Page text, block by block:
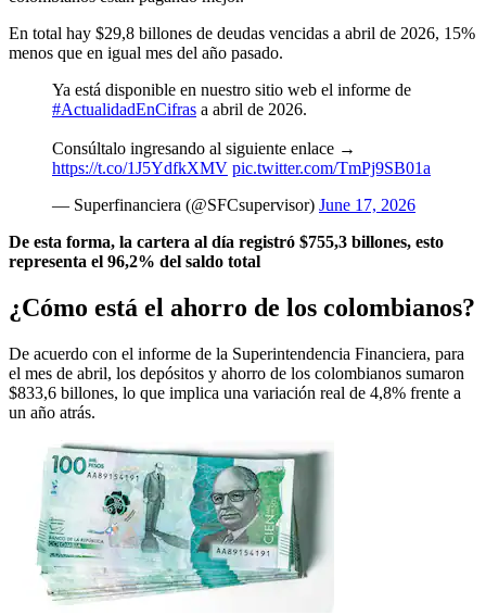
En total hay $29,8 billones de deudas vencidas a abril de 2026, 15%
menos que en igual mes del año pasado.
Ya está disponible en nuestro sitio web el informe de
#ActualidadEnCifras a abril de 2026.
Consúltalo ingresando al siguiente enlace →
https://t.co/1J5YdfkXMV pic.twitter.com/TmPj9SB01a
— Superfinanciera (@SFCsupervisor) June 17, 2026
De esta forma, la cartera al día registró $755,3 billones, esto
representa el 96,2% del saldo total
¿Cómo está el ahorro de los colombianos?
De acuerdo con el informe de la Superintendencia Financiera, para
el mes de abril, los depósitos y ahorro de los colombianos sumaron
$833,6 billones, lo que implica una variación real de 4,8% frente a
un año atrás.